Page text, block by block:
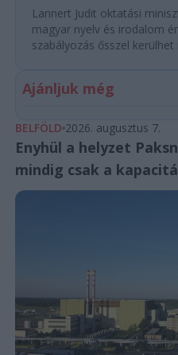
Lannert Judit oktatási
magyar nyelv és irodalom
szabályozás ősszel kerülhet
Ajánljuk még
BELFÖLD 2026. augusztus 7.
Enyhül a helyzet
mindig csak a